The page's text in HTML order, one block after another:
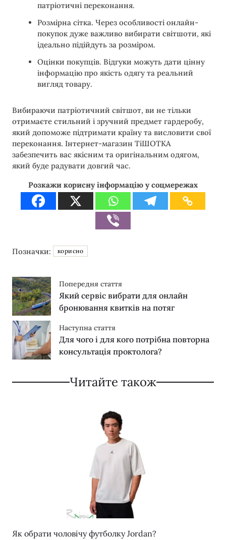
патріотичні переконання.
Розмірна сітка. Через особливості онлайн-
покупок дуже важливо вибирати світшоти, які
ідеально підійдуть за розміром.
Оцінки покупців. Відгуки можуть дати цінну
інформацію про якість одягу та реальний
вигляд товару.
Вибираючи патріотичний світшот, ви не тільки
отримаєте стильний і зручний предмет гардеробу,
який допоможе підтримати країну та висловити свої
переконання. Інтернет-магазин ТіШОТКА
забезпечить вас якісним та оригінальним одягом,
який буде радувати довгий час.
Розкажи корисну інформацію у соцмережах
Позначки: корисно
Попередня стаття
Який сервіс вибрати для онлайн
бронювання квитків на потяг
Наступна стаття
Для чого і для кого потрібна повторна
консультація проктолога?
Читайте також
Як обрати чоловічу футболку Jordan?